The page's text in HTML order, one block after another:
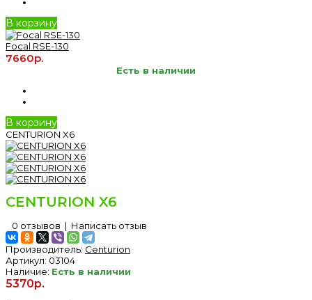
В корзину
Focal RSE-130
7660р.
Есть в наличии
В корзину
CENTURION X6
CENTURION X6
0 отзывов | Написать отзыв
Производитель: Centurion
Артикул: 03104
Наличие: Есть в наличии
5370р.